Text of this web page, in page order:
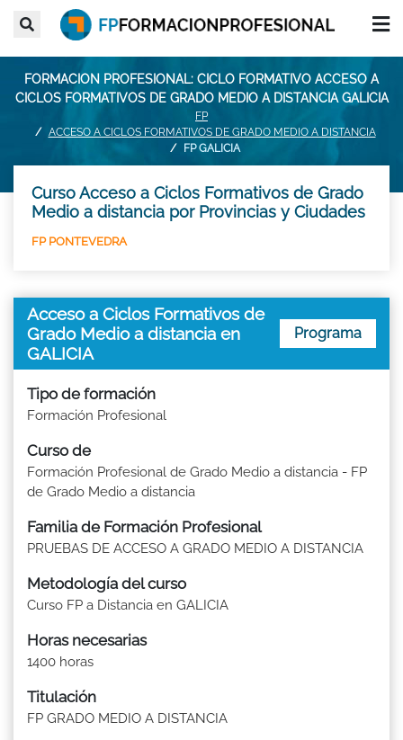
FORMACION PROFESIONAL: CICLO FORMATIVO ACCESO A
CICLOS FORMATIVOS DE GRADO MEDIO A DISTANCIA GALICIA
FP
ACCESO A CICLOS FORMATIVOS DE GRADO MEDIO A DISTANCIA
FP GALICIA
Curso Acceso a Ciclos Formativos de Grado
Medio a distancia por Provincias y Ciudades
FP PONTEVEDRA
Acceso a Ciclos Formativos de
Grado Medio a distancia en
GALICIA
Programa
Tipo de formación
Formación Profesional
Curso de
Formación Profesional de Grado Medio a distancia - FP
de Grado Medio a distancia
Familia de Formación Profesional
PRUEBAS DE ACCESO A GRADO MEDIO A DISTANCIA
Metodología del curso
Curso FP a Distancia en GALICIA
Horas necesarias
1400 horas
Titulación
FP GRADO MEDIO A DISTANCIA